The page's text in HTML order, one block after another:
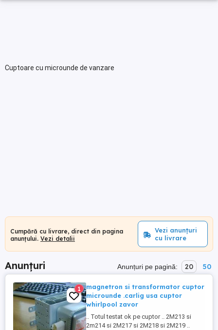
Cuptoare cu microunde de vanzare
Cumpără cu livrare, direct din pagina
anunțului. Vezi detalii
Vezi anunțuri
cu livrare
Anunțuri Anunțuri pe pagină: 20 50
1
magnetron si transformator cuptor
microunde .carlig usa cuptor
whirlpool zavor
.. Totul testat ok pe cuptor .. 2M213 si
2m214 si 2M217 si 2M218 si 2M219 ..